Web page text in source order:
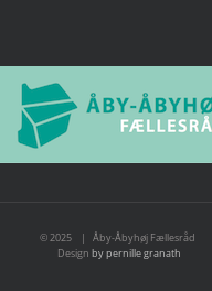
© 2025 | Åby-Åbyhøj Fællesråd
Design by pernille granath